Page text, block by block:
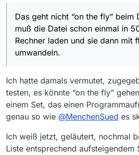
Das geht nicht “on the fly” beim
muß die Datei schon einmal in
Rechner laden und sie dann mit
umwandeln.
Ich hatte damals vermutet,
testen, es könnte “on the fly”
einem Set, das einen
genau so wie @MenchenSued es
Ich weiß jetzt, geläutert, nochmal
Liste entsprechend aufsteigendem